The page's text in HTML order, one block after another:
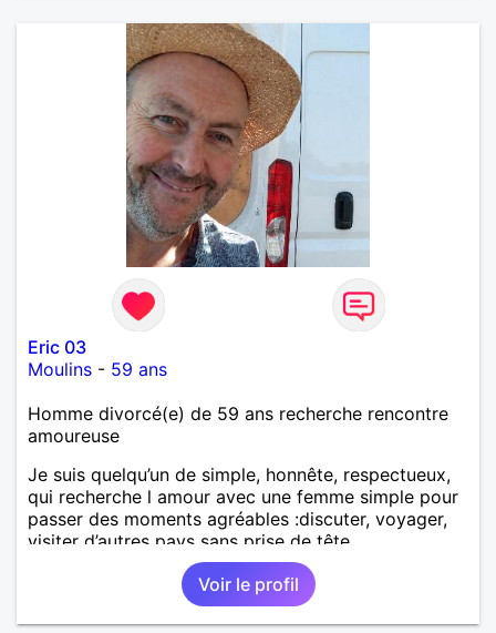
Eric 03
Moulins - 59 ans
Homme divorcé(e) de 59 ans recherche rencontre
amoureuse
Je suis quelqu’un de simple, honnête, respectueux,
qui recherche l amour avec une femme simple pour
passer des moments agréables :discuter, voyager,
visiter d’autres pays sans prise de tête.
Voir le profil